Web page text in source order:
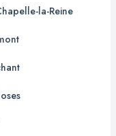
la-Reine